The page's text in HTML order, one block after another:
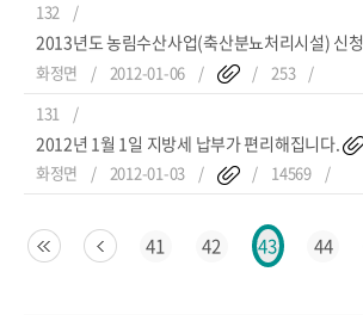
132
2013년도 농림수산사업(축산분뇨처리시설) 신청
화정면 2012-01-06
253
131
2012년 1월 1일 지방세 납부가 편리해집니다.
화정면 2012-01-03 14569
41 42 43 44